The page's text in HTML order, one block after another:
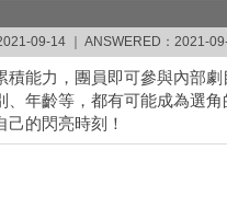
09-14 ｜ ANSWERED：2021-
能力，團員即可參與內部
年齡等，都有可能成為選
的閃亮時刻！